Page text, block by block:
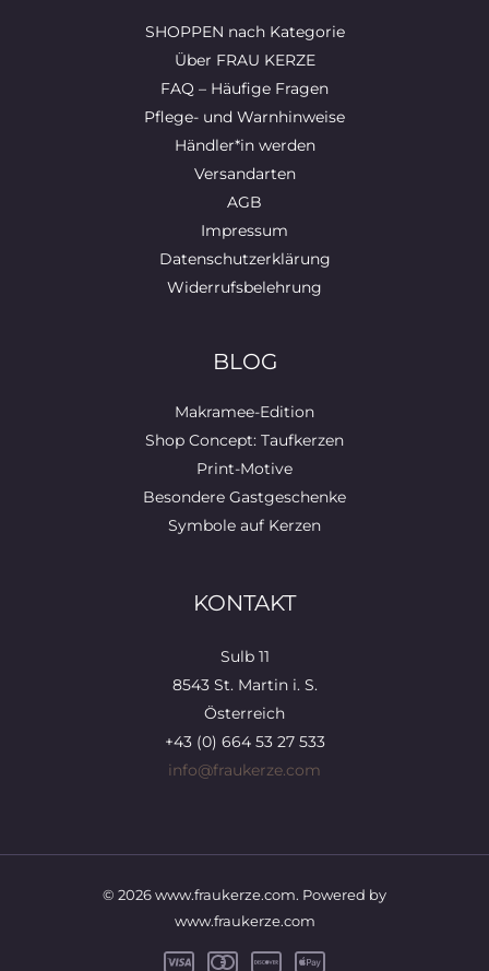
SHOPPEN nach Kategorie
Über FRAU KERZE
FAQ – Häufige Fragen
Pflege- und Warnhinweise
Händler*in werden
Versandarten
AGB
Impressum
Datenschutzerklärung
Widerrufsbelehrung
BLOG
Makramee-Edition
Shop Concept: Taufkerzen
Print-Motive
Besondere Gastgeschenke
Symbole auf Kerzen
KONTAKT
Sulb 11
8543 St. Martin i. S.
Österreich
+43 (0) 664 53 27 533
info@fraukerze.com
© 2026 www.fraukerze.com. Powered by
www.fraukerze.com